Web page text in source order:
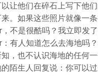
让他们在碎石上写下他
来。如果这些照片就像一
不是很酷吗？我立即发
有人知道怎么去海地吗
，也不认识海地的任何
陌生人回复说：你可以